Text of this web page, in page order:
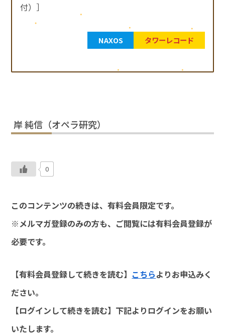
付）］
NAXOS タワーレコード
岸 純信（オペラ研究）
0
このコンテンツの続きは、有料会員限定です。
※メルマガ登録のみの方も、ご閲覧には有料会員登録が
必要です。
【有料会員登録して続きを読む】 こちらよりお申込みく
ださい。
【ログインして続きを読む】下記よりログインをお願い
いたします。